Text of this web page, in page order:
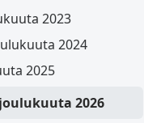
2023
2024
2025
2026